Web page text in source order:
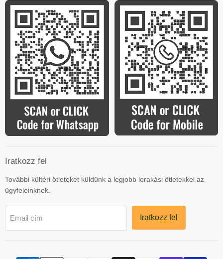
Iratkozz fel
További kültéri ötleteket küldünk a legjobb lerakási ötletekkel az
ügyfeleinknek.
Email cím Iratkozz fel